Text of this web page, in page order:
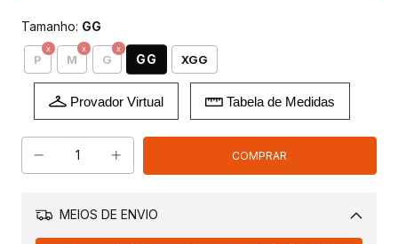
Tamanho: GG
P M G GG XGG
Provador Virtual Tabela de Medidas
MEIOS DE ENVIO